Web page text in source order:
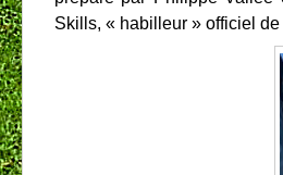
Skills, « habilleur » officiel